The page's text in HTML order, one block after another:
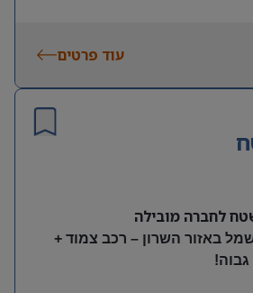
15:30
עוד פרטים
לחברה מובילה
באזור השרון – רכב צמוד +
גבוה!